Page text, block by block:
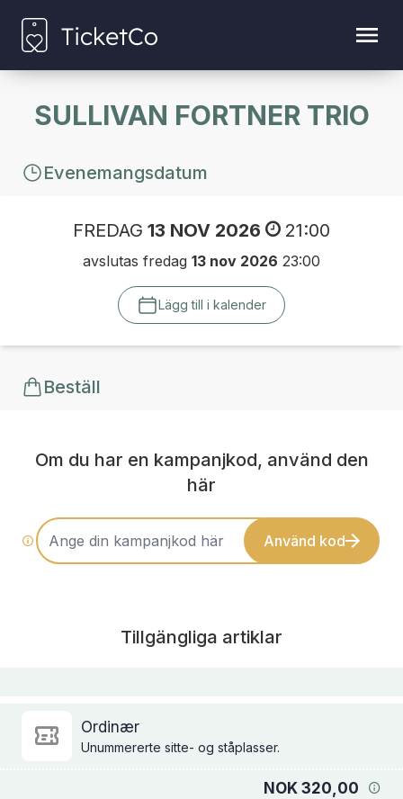
SULLIVAN FORTNER TRIO
Evenemangsdatum
FREDAG 13 NOV 2026 21:00
avslutas fredag 13 nov 2026 23:00
Lägg till i kalender
Beställ
Om du har en kampanjkod, använd den
här
Använd kod
Tillgängliga artiklar
Ordinær
Unummererte sitte- og ståplasser.
NOK 320,00